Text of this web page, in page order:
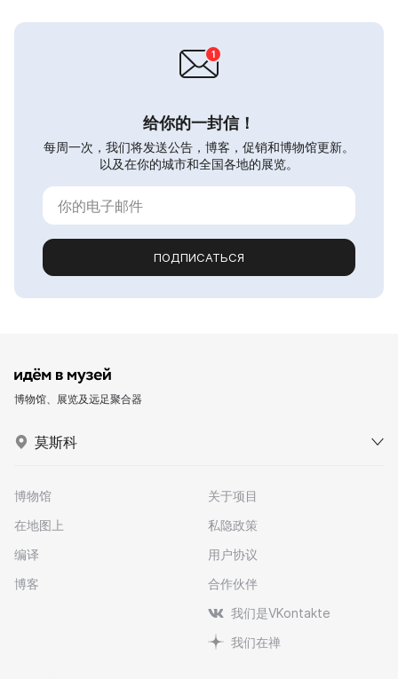
给你的一封信！
每周一次，我们将发送公告，博客，促销和博物馆更新。
以及在你的城市和全国各地的展览。
ПОДПИСАТЬСЯ
博物馆、展览及远足聚合器
莫斯科
博物馆
在地图上
编译
博客
关于项目
私隐政策
用户协议
合作伙伴
我们是VKontakte
我们在禅